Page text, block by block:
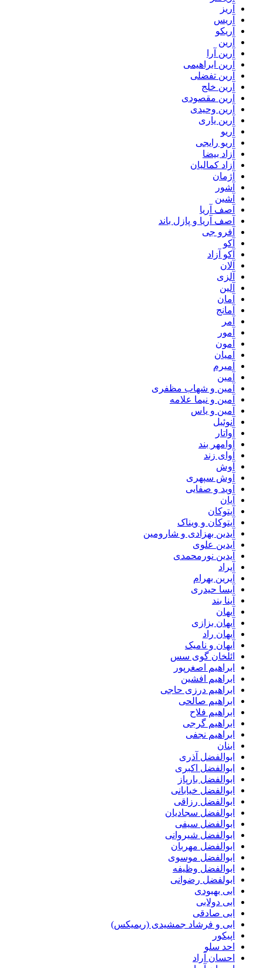
آریز
آریس
آریکو
آرین
آرین آرا
آرین ابراهیمی
آرین تفضلی
آرین خلج
آرین مقصودی
آرین وحیدی
آرین یاری
آریو
آریو رایجی
آزاد بیضا
آزاد کمالیان
آژمان
آشور
آشین
آصف آریا
آصف آریا و پازل باند
آفرو جی
آکو
آکو آزاد
آلان
آلزی
آلین
آمان
آمانج
آمر
آمور
آمون
آمیان
آمیرم
آمین
آمین و شهاب مظفری
آمین و نیما علامه
آمین و یاس
آنوئیل
آواتار
آوامهر بند
آوای زند
آوش
آوش سپهری
آوید و صفایی
آیان
آیتوکان
آیتوکان و ویناک
آیدین بهزادی و شارومین
آیدین علوی
آیدین نورمحمدی
آیراد
آیرین بهرام
آیسا حیدری
آینا بند
آیهان
آیهان بزازی
آیهان راد
آیهان و نامیک
ائلخان گوی سس
ابراهیم اصغرپور
ابراهیم افشین
ابراهیم درزی حاجی
ابراهیم صالحی
ابراهیم فلاح
ابراهیم گرجی
ابراهیم نجفی
ابنان
ابوالفضل آذری
ابوالفضل اکبری
ابوالفضل بارپاز
ابوالفضل خیابانی
ابوالفضل رزاقی
ابوالفضل سجادیان
ابوالفضل سیفی
ابوالفضل شیروانی
ابوالفضل مهربان
ابوالفضل موسوی
ابوالفضل وظیفه
ابولفضل رضوانی
ابی بهبودی
ابی دولابی
ابی صادقی
ابی و فرشاد جمشیدی (ریمیکس)
اپیکور
احد سلو
احسان آراد